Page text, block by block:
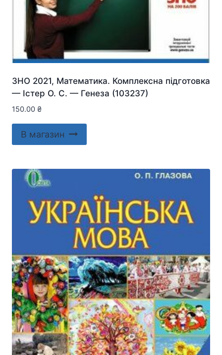
ЗНО 2021, Математика. Комплексна підготовка
— Істер О. С. — Генеза (103237)
150.00 ₴
В магазин